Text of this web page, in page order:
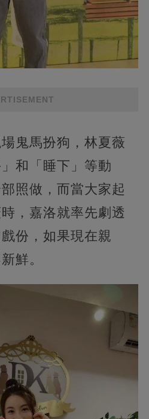
鬼馬扮狗，林夏薇
和「睡下」等動
照做，而當大家起
，嘉洛就率先劇透
份，如果現在親
鮮。